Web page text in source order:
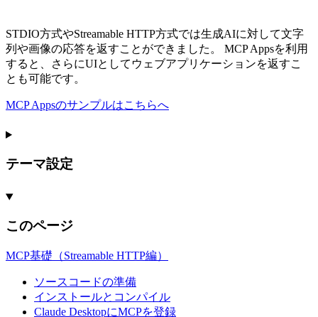
STDIO方式やStreamable HTTP方式では生成AIに対して文字
列や画像の応答を返すことができました。 MCP Appsを利用
すると、さらにUIとしてウェブアプリケーションを返すこ
とも可能です。
MCP Appsのサンプルはこちらへ
テーマ設定
このページ
MCP基礎（Streamable HTTP編）
ソースコードの準備
インストールとコンパイル
Claude DesktopにMCPを登録